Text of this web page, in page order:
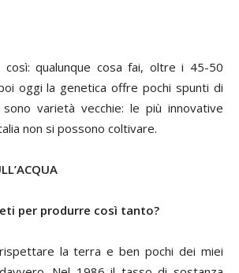
così: qualunque cosa fai, oltre i 45-50
oggi la genetica offre pochi spunti di
sono varietà vecchie: le più innovative
non si possono coltivare.
per produrre così tanto?
la terra e ben pochi dei miei